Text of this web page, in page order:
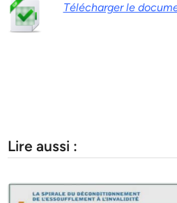
Télécharger le
Lire aussi :